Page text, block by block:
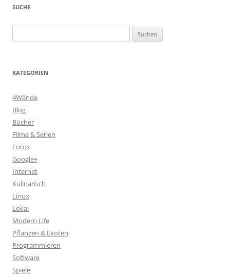
SUCHE
nach:
KATEGORIEN
4Wände
Blog
Bücher
Filme & Serien
Fotos
Google+
Internet
Kulinarisch
Linux
Lokal
Modern Life
Pflanzen & Exoten
Programmieren
Software
Spiele